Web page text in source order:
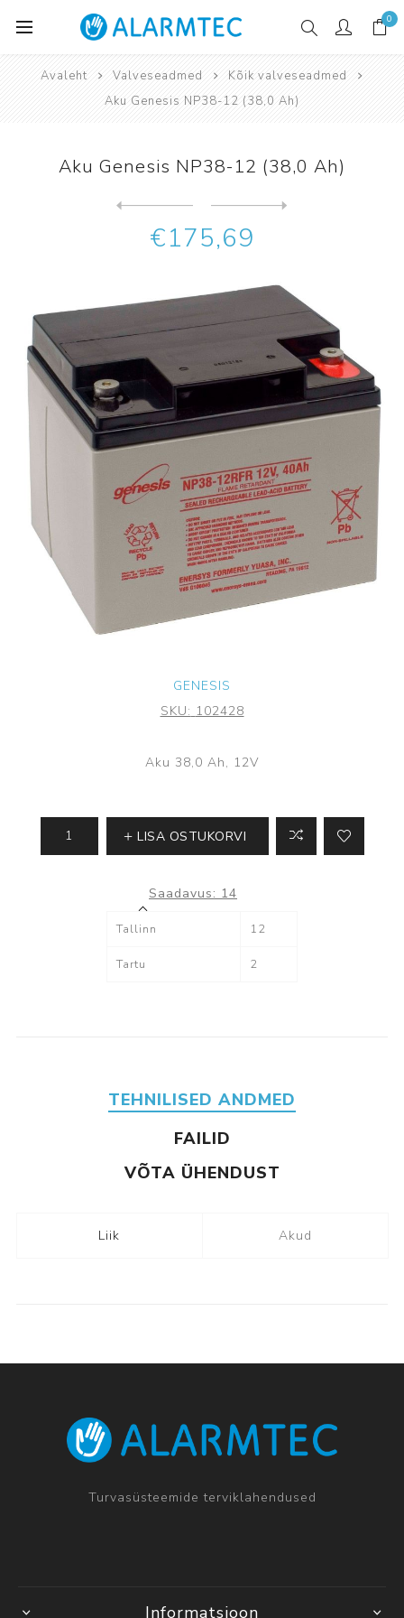
0
Avaleht Valveseadmed
Kõik valveseadmed
Aku Genesis NP38-12 (38,0 Ah)
Aku Genesis NP38-12 (38,0 Ah)
€175,69
GENESIS
SKU: 102428
Aku 38,0 Ah, 12V
LISA OSTUKORVI
Saadavus: 14
Tallinn 12
Tartu 2
TEHNILISED ANDMED
FAILID
VÕTA ÜHENDUST
Liik Akud
Turvasüsteemide terviklahendused
Informatsioon